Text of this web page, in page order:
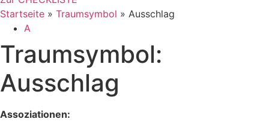
Startseite » Traumsymbol » Ausschlag
A
Traumsymbol:
Ausschlag
Assoziationen: